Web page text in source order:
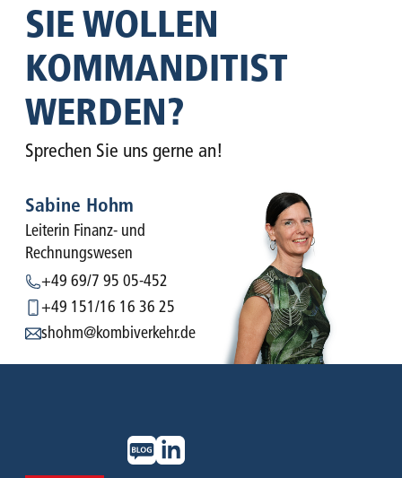
SIE WOLLEN
KOMMANDI­TIST
WERDEN?
Sprechen Sie uns gerne an!
Sabine Hohm
Leiterin Finanz- und
Rechnungswesen
+49 69/7 95 05-452
+49 151/16 16 36 25
shohm@kombiverkehr.de